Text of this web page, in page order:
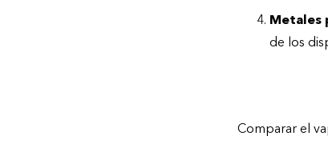
Metales
de los
Comparar el